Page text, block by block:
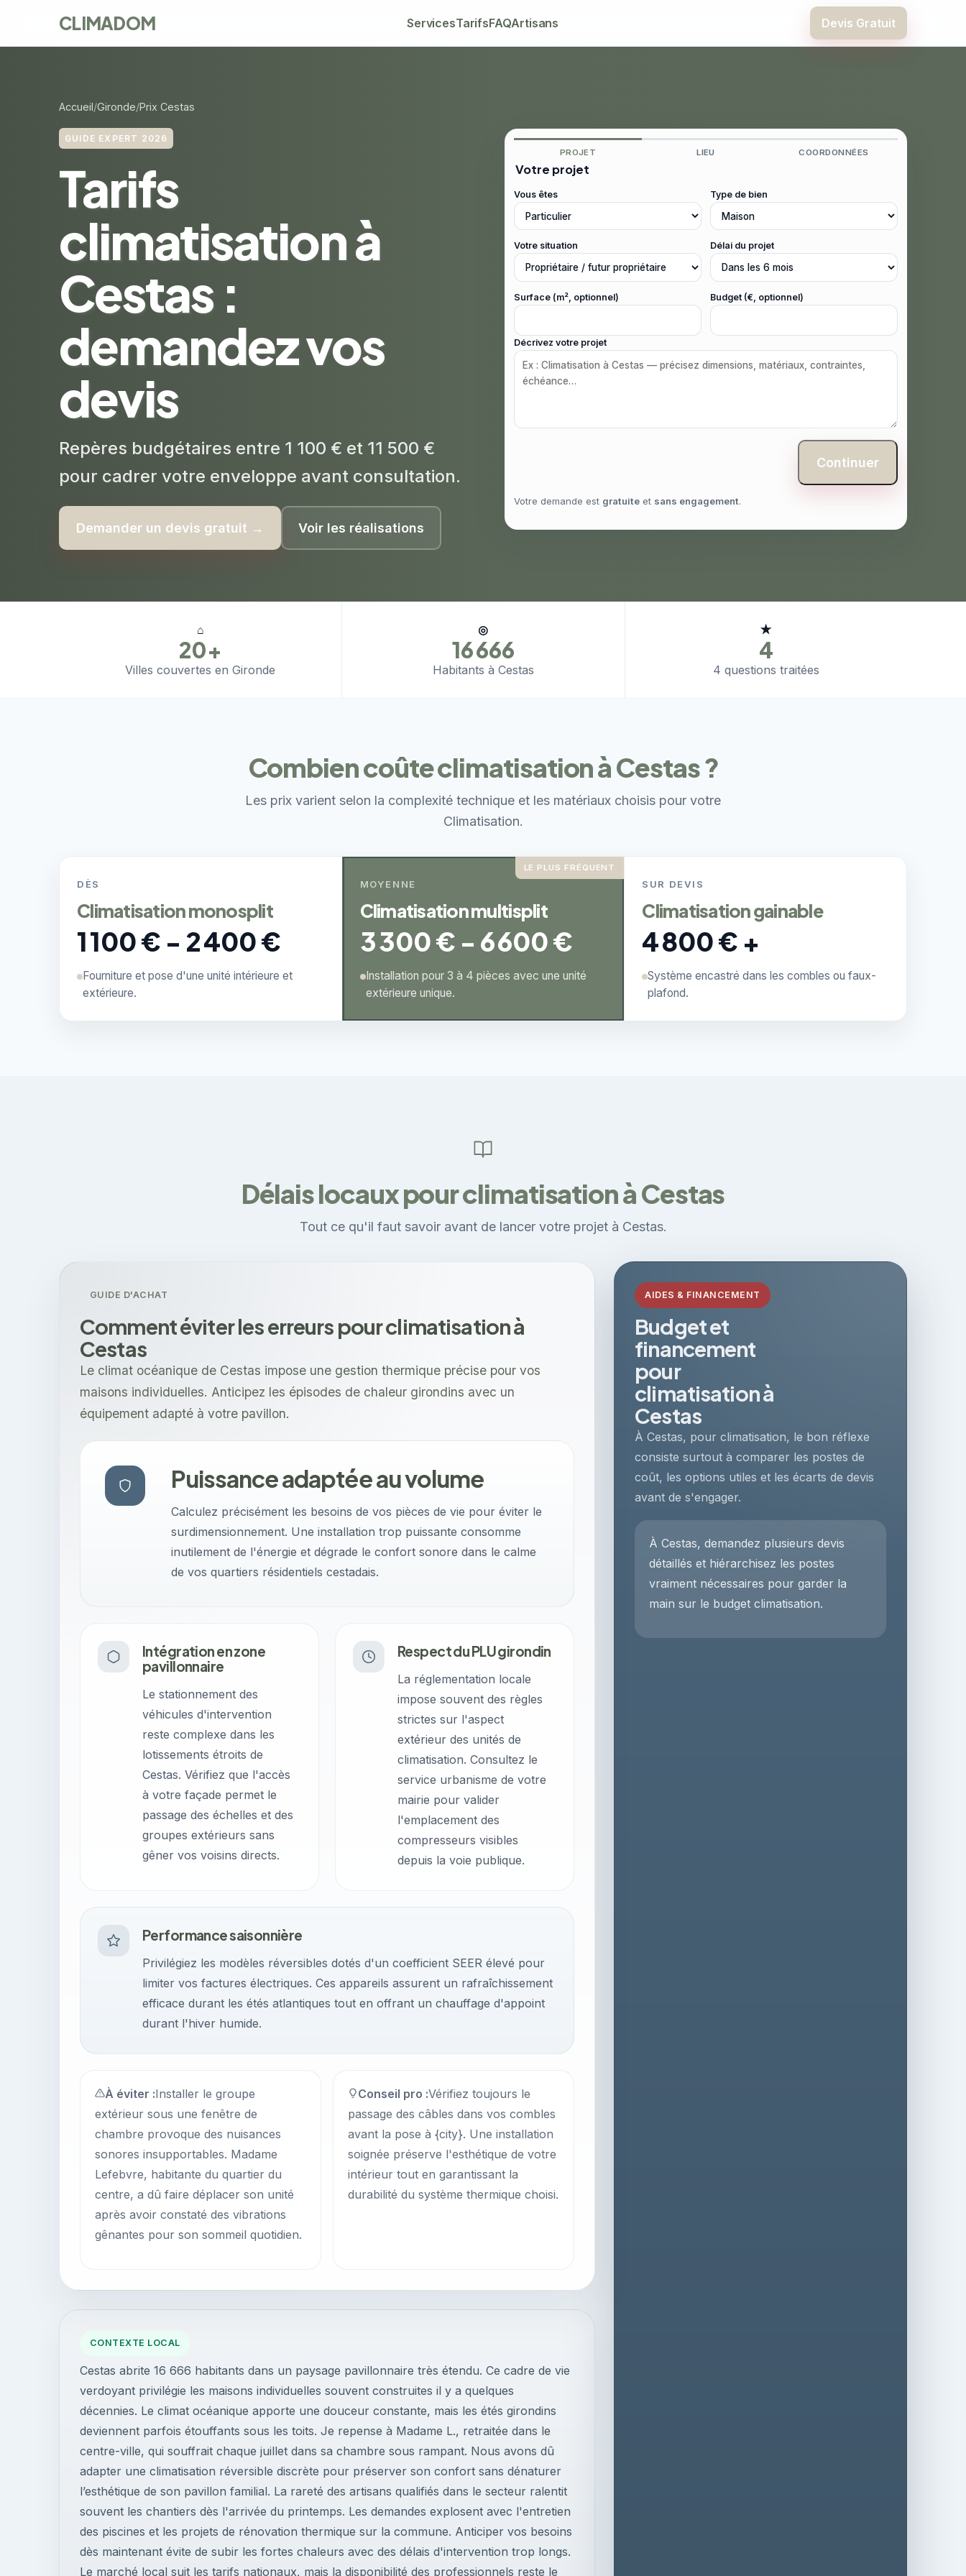
CLIMADOM ServicesTarifsFAQArtisans Devis Gratuit
Accueil Gironde Prix Cestas
GUIDE EXPERT 2026
Tarifs
climatisation à
Cestas :
demandez vos
devis
Repères budgétaires entre 1 100 € et 11 500 €
pour cadrer votre enveloppe avant consultation.
Demander un devis gratuit → Voir les réalisations
PROJET LIEU COORDONNÉES
Votre projet
Vous êtes Type de bien
Votre situation Délai du projet
Surface (m², optionnel) Budget (€, optionnel)
Décrivez votre projet
Continuer
Votre demande est gratuite et sans engagement.
⌂
20+
Villes couvertes en Gironde
◎
16 666
Habitants à Cestas
★
4
4 questions traitées
Combien coûte climatisation à Cestas ?
Les prix varient selon la complexité technique et les matériaux choisis pour votre
Climatisation.
DÈS
Climatisation monosplit
1 100 € - 2 400 €
Fourniture et pose d'une unité intérieure et
extérieure.
LE PLUS FRÉQUENT
MOYENNE
Climatisation multisplit
3 300 € - 6 600 €
Installation pour 3 à 4 pièces avec une unité
extérieure unique.
SUR DEVIS
Climatisation gainable
4 800 € +
Système encastré dans les combles ou faux-
plafond.
Délais locaux pour climatisation à Cestas
Tout ce qu'il faut savoir avant de lancer votre projet à Cestas.
CONTEXTE LOCAL
Cestas abrite 16 666 habitants dans un paysage pavillonnaire très étendu. Ce cadre de vie
verdoyant privilégie les maisons individuelles souvent construites il y a quelques
décennies. Le climat océanique apporte une douceur constante, mais les étés girondins
deviennent parfois étouffants sous les toits. Je repense à Madame L., retraitée dans le
centre-ville, qui souffrait chaque juillet dans sa chambre sous rampant. Nous avons dû
adapter une climatisation réversible discrète pour préserver son confort sans dénaturer
l’esthétique de son pavillon familial. La rareté des artisans qualifiés dans le secteur ralentit
souvent les chantiers dès l'arrivée du printemps. Les demandes explosent avec l'entretien
des piscines et les projets de rénovation thermique sur la commune. Anticiper vos besoins
dès maintenant évite de subir les fortes chaleurs avec des délais d'intervention trop longs.
Le marché local suit les tarifs nationaux, mais la disponibilité des professionnels reste le
AIDES & FINANCEMENT
Budget et
financement
pour
climatisation à
Cestas
À Cestas, pour climatisation, le bon réflexe
consiste surtout à comparer les postes de
coût, les options utiles et les écarts de devis
avant de s'engager.
À Cestas, demandez plusieurs devis
détaillés et hiérarchisez les postes
vraiment nécessaires pour garder la
main sur le budget climatisation.
GUIDE D'ACHAT
Comment éviter les erreurs pour climatisation à
Cestas
Le climat océanique de Cestas impose une gestion thermique précise pour vos
maisons individuelles. Anticipez les épisodes de chaleur girondins avec un
équipement adapté à votre pavillon.
Puissance adaptée au volume
Calculez précisément les besoins de vos pièces de vie pour éviter le
surdimensionnement. Une installation trop puissante consomme
inutilement de l'énergie et dégrade le confort sonore dans le calme
de vos quartiers résidentiels cestadais.
Intégration en zone
pavillonnaire
Le stationnement des
véhicules d'intervention
reste complexe dans les
lotissements étroits de
Cestas. Vérifiez que l'accès
à votre façade permet le
passage des échelles et des
groupes extérieurs sans
gêner vos voisins directs.
Respect du PLU girondin
La réglementation locale
impose souvent des règles
strictes sur l'aspect
extérieur des unités de
climatisation. Consultez le
service urbanisme de votre
mairie pour valider
l'emplacement des
compresseurs visibles
depuis la voie publique.
Performance saisonnière
Privilégiez les modèles réversibles dotés d'un coefficient SEER élevé pour
limiter vos factures électriques. Ces appareils assurent un rafraîchissement
efficace durant les étés atlantiques tout en offrant un chauffage d'appoint
durant l'hiver humide.
À éviter :Installer le groupe
extérieur sous une fenêtre de
chambre provoque des nuisances
sonores insupportables. Madame
Lefebvre, habitante du quartier du
centre, a dû faire déplacer son unité
après avoir constaté des vibrations
gênantes pour son sommeil quotidien.
Conseil pro :Vérifiez toujours le
passage des câbles dans vos combles
avant la pose à {city}. Une installation
soignée préserve l'esthétique de votre
intérieur tout en garantissant la
durabilité du système thermique choisi.